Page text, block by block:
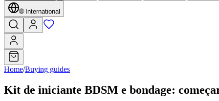
🌐 International
Home/Buying guides
Kit de iniciante BDSM e bondage: